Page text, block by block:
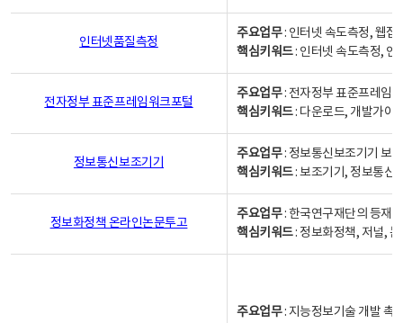
인터넷품질측정
주요업무: 인터넷 속도측정, 웹접
핵심키워드: 인터넷 속도측정, 인
전자정부 표준프레임워크포털
주요업무: 전자정부 표준프레임
핵심키워드: 다운로드, 개발가이
정보통신보조기기
주요업무: 정보통신보조기기 보
핵심키워드: 보조기기, 정보통신
정보화정책 온라인논문투고
주요업무: 한국연구재단의 등재
핵심키워드: 정보화정책, 저널,
주요업무: 지능정보기술 개발 촉